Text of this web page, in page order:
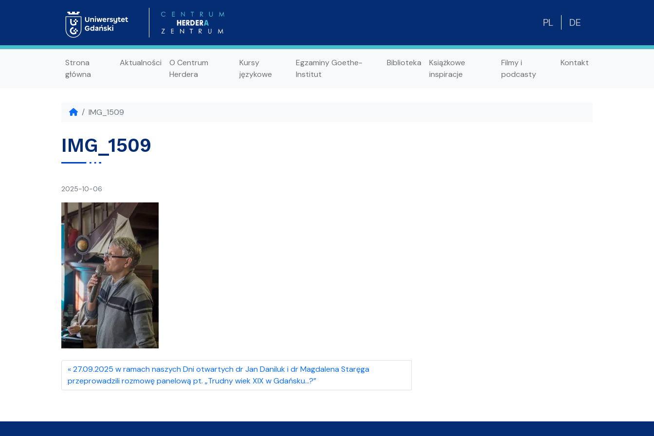
PL DE
Strona
główna
Aktualności
O Centrum
Herdera
Kursy
językowe
Egzaminy Goethe-
Institut
Biblioteka
Książkowe
inspiracje
Filmy i
podcasty
Kontakt
IMG_1509
IMG_1509
2025-10-06
27.09.2025 w ramach naszych Dni otwartych dr Jan Daniluk i dr Magdalena Staręga
przeprowadzili rozmowę panelową pt. „Trudny wiek XIX w Gdańsku…?”